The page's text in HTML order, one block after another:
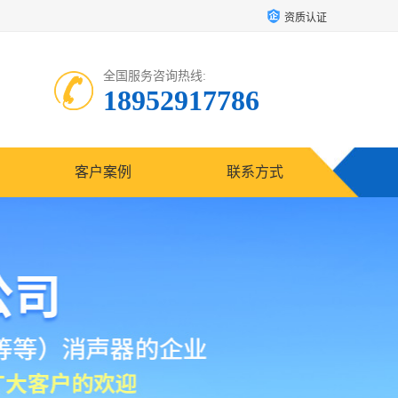
资质认证
全国服务咨询热线:
18952917786
客户案例 联系方式